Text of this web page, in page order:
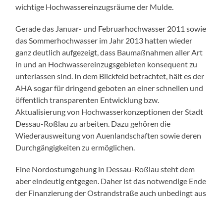
wichtige Hochwassereinzugsräume der Mulde.
Gerade das Januar- und Februarhochwasser 2011 sowie
das Sommerhochwasser im Jahr 2013 hatten wieder
ganz deutlich aufgezeigt, dass Baumaßnahmen aller Art
in und an Hochwassereinzugsgebieten konsequent zu
unterlassen sind. In dem Blickfeld betrachtet, hält es der
AHA sogar für dringend geboten an einer schnellen und
öffentlich transparenten Entwicklung bzw.
Aktualisierung von Hochwasserkonzeptionen der Stadt
Dessau-Roßlau zu arbeiten. Dazu gehören die
Wiederausweitung von Auenlandschaften sowie deren
Durchgängigkeiten zu ermöglichen.
Eine Nordostumgehung in Dessau-Roßlau steht dem
aber eindeutig entgegen. Daher ist das notwendige Ende
der Finanzierung der Ostrandstraße auch unbedingt aus